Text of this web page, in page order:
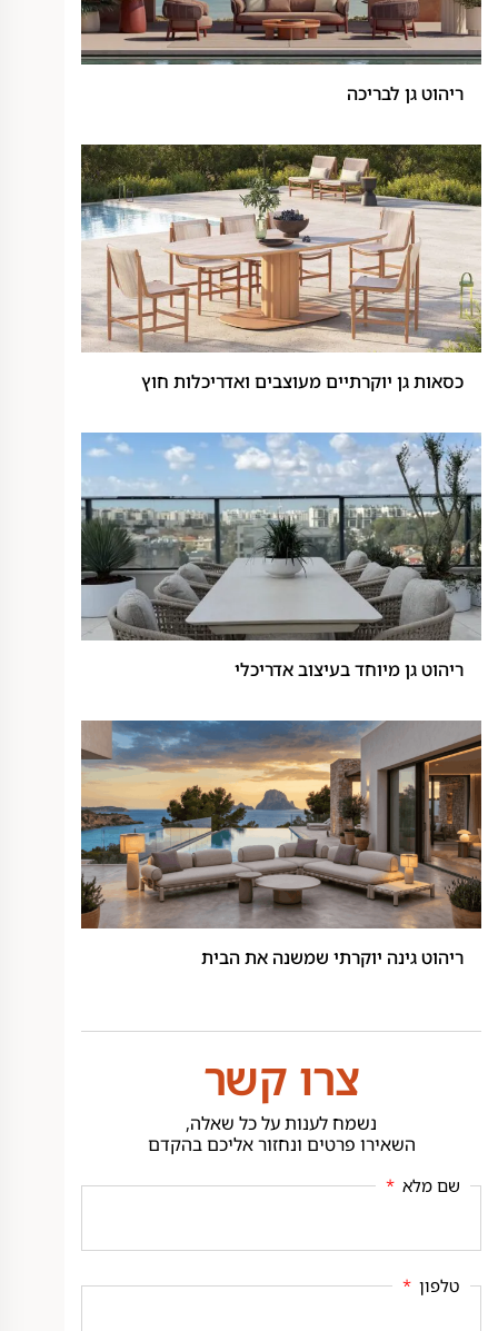
ריהוט גן לבריכה
כסאות גן יוקרתיים מעוצבים ואדריכלות חוץ
ריהוט גן מיוחד בעיצוב אדריכלי
ריהוט גינה יוקרתי שמשנה את הבית
צרו קשר
נשמח לענות על כל שאלה,
השאירו פרטים ונחזור אליכם בהקדם
שם מלא
טלפון